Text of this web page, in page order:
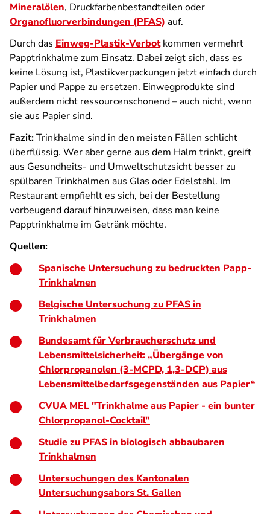
Mineralölen, Druckfarbenbestandteilen oder
Organofluorverbindungen (PFAS) auf.
Durch das Einweg-Plastik-Verbotkommen vermehrt
Papptrinkhalme zum Einsatz. Dabei zeigt sich, dass es
keine Lösung ist, Plastikverpackungen jetzt einfach durch
Papier und Pappe zu ersetzen. Einwegprodukte sind
außerdem nicht ressourcenschonend – auch nicht, wenn
sie aus Papier sind.
Fazit:Trinkhalme sind in den meisten Fällen schlicht
überflüssig. Wer aber gerne aus dem Halm trinkt, greift
aus Gesundheits- und Umweltschutzsicht besser zu
spülbaren Trinkhalmen aus Glas oder Edelstahl. Im
Restaurant empfiehlt es sich, bei der Bestellung
vorbeugend darauf hinzuweisen, dass man keine
Papptrinkhalme im Getränk möchte.
Quellen:
Spanische Untersuchung zu bedruckten Papp-
Trinkhalmen
Belgische Untersuchung zu PFAS in
Trinkhalmen
Bundesamt für Verbraucherschutz und
Lebensmittelsicherheit: „Übergänge von
Chlorpropanolen (3-MCPD, 1,3-DCP) aus
Lebensmittelbedarfsgegenständen aus Papier“
CVUA MEL "Trinkhalme aus Papier - ein bunter
Chlorpropanol-Cocktail"
Studie zu PFAS in biologisch abbaubaren
Trinkhalmen
Untersuchungen des Kantonalen
Untersuchungsabors St. Gallen